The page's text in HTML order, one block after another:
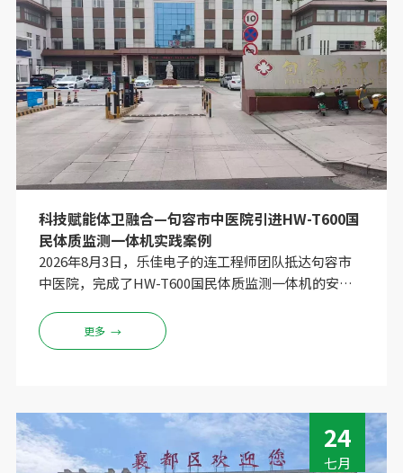
科技赋能体卫融合—句容市中医院引进HW-T600国
民体质监测一体机实践案例
2026年8月3日，乐佳电子的连工程师团队抵达句容市
中医院，完成了HW-T600国民体质监测一体机的安装
从设备开箱、安装调试到系统配置、操作演示，连工程
师逐一讲解、手把手指导，确保每一位使用者都能熟练
更多 →
24
七月